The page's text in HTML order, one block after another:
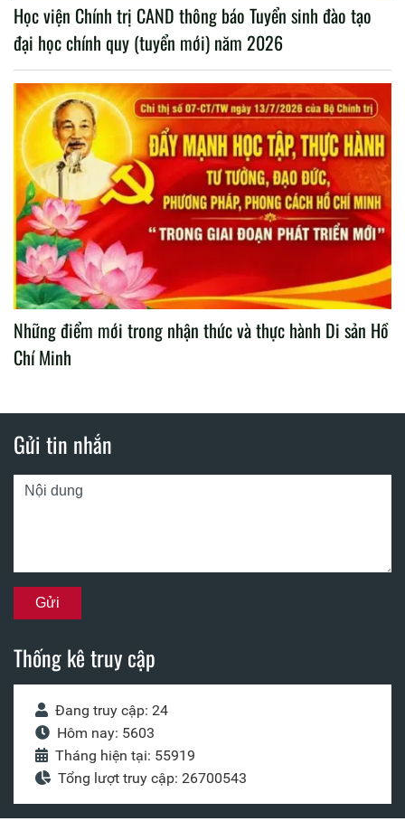
Học viện Chính trị CAND thông báo Tuyển sinh đào tạo
đại học chính quy (tuyển mới) năm 2026
Những điểm mới trong nhận thức và thực hành Di sản Hồ
Chí Minh
Gửi tin nhắn
Thống kê truy cập
Đang truy cập: 24
Hôm nay: 5603
Tháng hiện tại: 55919
Tổng lượt truy cập: 26700543